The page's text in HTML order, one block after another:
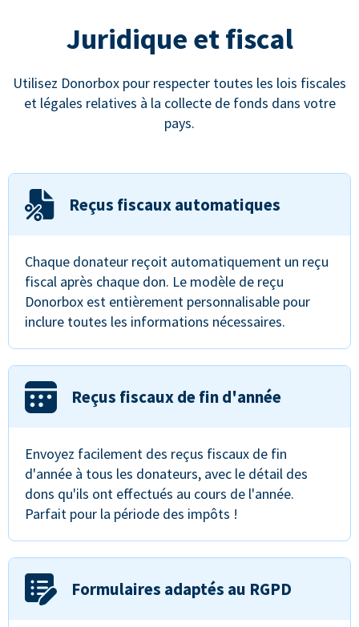
Juridique et fiscal
Utilisez Donorbox pour respecter toutes les lois fiscales
et légales relatives à la collecte de fonds dans votre
pays.
Reçus fiscaux automatiques
Chaque donateur reçoit automatiquement un reçu
fiscal après chaque don. Le modèle de reçu
Donorbox est entièrement personnalisable pour
inclure toutes les informations nécessaires.
Reçus fiscaux de fin d'année
Envoyez facilement des reçus fiscaux de fin
d'année à tous les donateurs, avec le détail des
dons qu'ils ont effectués au cours de l'année.
Parfait pour la période des impôts !
Formulaires adaptés au RGPD